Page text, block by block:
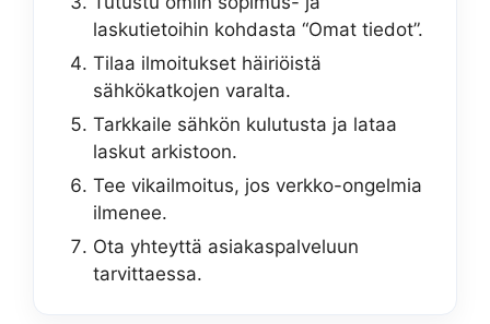
laskutietoihin kohdasta “Omat tiedot”.
Tilaa ilmoitukset häiriöistä
sähkökatkojen varalta.
Tarkkaile sähkön kulutusta ja lataa
laskut arkistoon.
Tee vikailmoitus, jos verkko-ongelmia
ilmenee.
Ota yhteyttä asiakaspalveluun
tarvittaessa.